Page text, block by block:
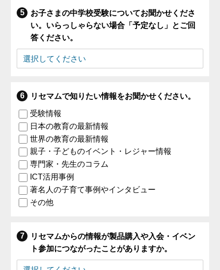
お子さまの中学校受験についてお聞かせくださ
い。いらっしゃらない場合「予定なし」とご回
答ください。
リセマムで知りたい情報をお聞かせください。
受験情報
日本の教育の最新情報
世界の教育の最新情報
親子・子どものイベント・レジャー情報
専門家・先生のコラム
ICT活用事例
著名人の子育て事例やインタビュー
その他
リセマムからの情報が製品購入や入会・イベン
ト参加につながったことがありますか。